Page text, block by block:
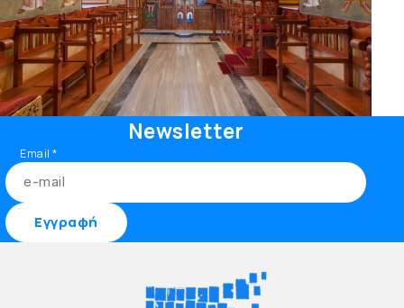
Newsletter
Email*